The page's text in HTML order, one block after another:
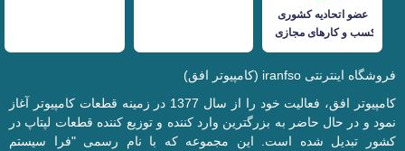
فروشگاه اینترنتی iranfso (کامپیوتر افق)
کامپیوتر افق، فعالیت خود را از سال 1377 در زمینه قطعات کامپیوتر آغاز
نمود و در حال حاضر به بزرگترین وارد کننده و توزیع کننده قطعات لپتاپ در
کشور تبدیل شده است. این مجموعه که با نام رسمی "فرا سیستم